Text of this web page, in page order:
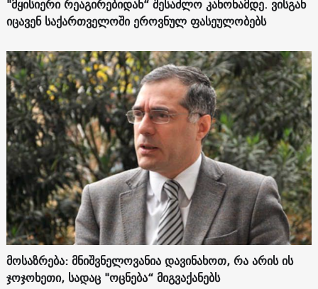
იცავენ საქართველოში ეროვნულ ფასეულობებს
მოსაზრება: მნიშვნელოვანია დავინახოთ, რა არის ის
ჯოჯოხეთი, სადაც "ოცნება“ მიგვაქანებს